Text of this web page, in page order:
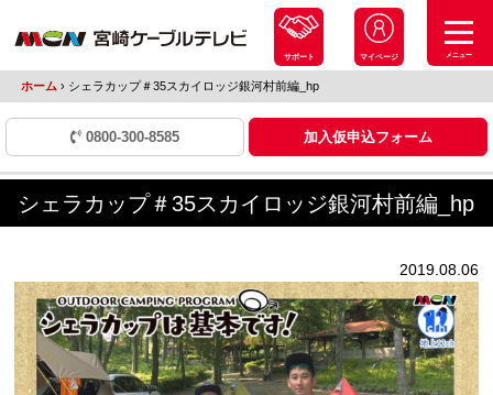
サポート マイページ メニュー
ホーム ›シェラカップ＃35スカイロッジ銀河村前編_hp
0800-300-8585 加入仮申込フォーム
シェラカップ＃35スカイロッジ銀河村前編_hp
2019.08.06